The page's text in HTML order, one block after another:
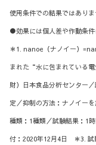
使用条件での結果ではあり
●効果には個人差や作動条件
＊1. nanoe（ナノイー）
まれた“水に包まれている
財）日本食品分析センター
定／抑制の方法：ナノイー
種類：1種類／試験結果：1
付：2020年12月4日 ＊3. 試